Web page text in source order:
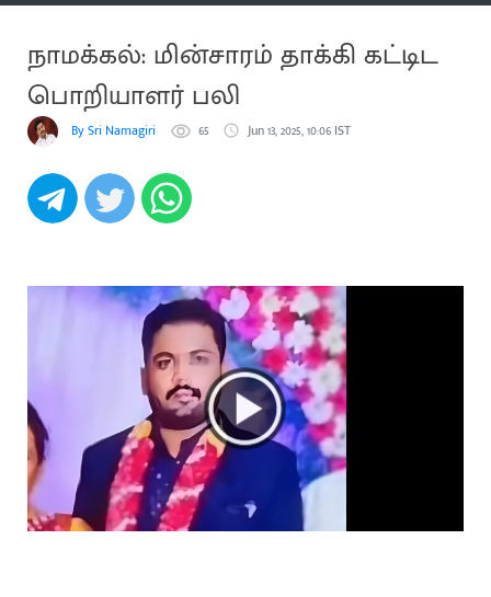
நாமக்கல்: மின்சாரம் தாக்கி கட்டிட
பொறியாளர் பலி
By Sri Namagiri 65 Jun 13, 2025, 10:06 IST